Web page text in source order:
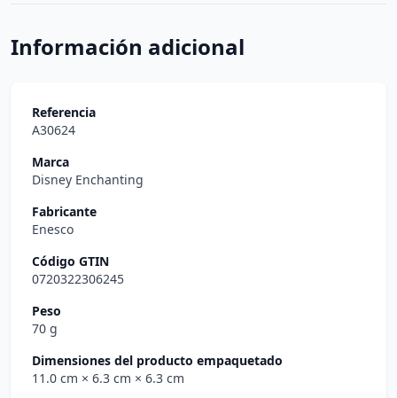
Información adicional
Referencia
A30624
Marca
Disney Enchanting
Fabricante
Enesco
Código GTIN
0720322306245
Peso
70 g
Dimensiones del producto empaquetado
11.0 cm × 6.3 cm × 6.3 cm